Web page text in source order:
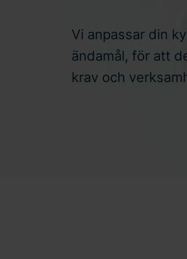
Vi anpassar din
ändamål, för att
krav och